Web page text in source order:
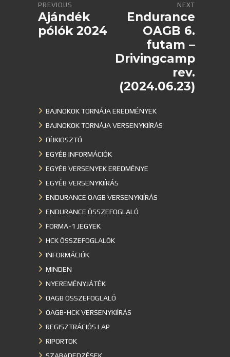
PREVIOUS
Ajándék
pólók 2024
NEXT
Endurance
OAGB 6.
futam –
Drivingcamp
rev.
(2024.06.23)
BAJNOKOK TORNÁJA EREDMÉNYEK
BAJNOKOK TORNÁJA VERSENYKIÍRÁS
DÍJKIOSZTÓ
EGYÉB INFORMÁCIÓK
EGYÉB VERSENYEK EREDMÉNYE
EGYÉB VERSENYKIÍRÁS
ENDURANCE OAGB VERSENYKIÍRÁS
ENDURANCE ÖSSZEFOGLALÓ
FORMA-1 JEGYEK
HCK ÖSSZEFOGLALÓK
INFORMÁCIÓK
MINDEN
NYEREMÉNYJÁTÉK
OAGB ÖSSZEFOGLALÓ
OAGB-HCK VERSENYKIÍRÁS
REGISZTRÁCIÓS LAP
RIPORTOK
SZABADEDZÉSEK